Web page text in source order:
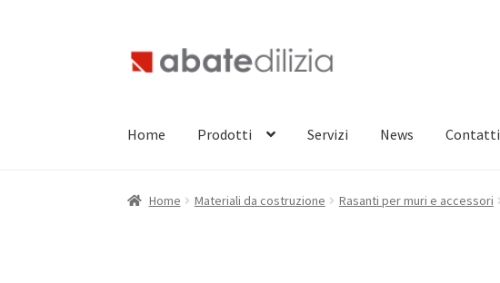
Vai
alla
Vai
al
Home Prodotti Servizi News Contatti
Home Materiali da costruzione Rasanti per muri e accessori